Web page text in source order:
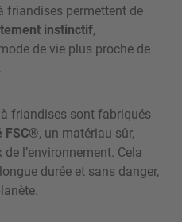
friandises permettent de
instinctif,
de vie plus proche de
friandises sont fabriqués
FSC®, un matériau sûr,
l’environnement. Cela
durée et sans danger,